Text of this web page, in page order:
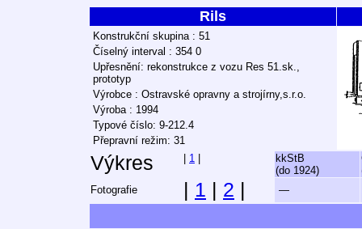
Rils
Konstrukční skupina : 51
Číselný interval : 354 0
Upřesnění: rekonstrukce z vozu Res 51.sk.,
prototyp
Výrobce : Ostravské opravny a strojírny,s.r.o.
Výroba : 1994
Typové číslo: 9-212.4
Přepravní režim: 31
Výkres 1
kkStB
(do 1924)
Fotografie
1 2 —